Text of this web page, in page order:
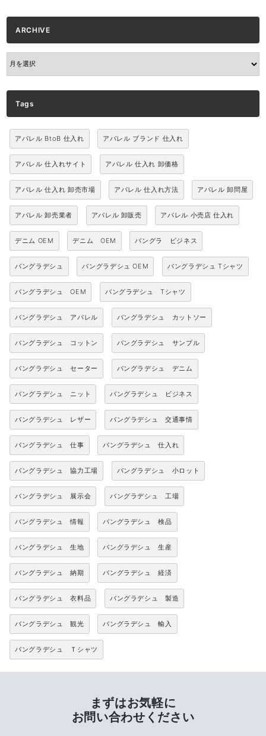
ARCHIVE
ARCHIVE
Tags
アパレル BtoB 仕入れ アパレル ブランド 仕入れ
アパレル 仕入れサイト アパレル 仕入れ 卸価格
アパレル 仕入れ 卸売市場 アパレル 仕入れ方法 アパレル 卸問屋
アパレル 卸売業者 アパレル 卸販売 アパレル 小売店 仕入れ
デニム OEM デニム OEM バングラ ビジネス
バングラデシュ バングラデシュ OEM バングラデシュ Tシャツ
バングラデシュ OEM バングラデシュ Tシャツ
バングラデシュ アパレル バングラデシュ カットソー
バングラデシュ コットン バングラデシュ サンプル
バングラデシュ セーター バングラデシュ デニム
バングラデシュ ニット バングラデシュ ビジネス
バングラデシュ レザー バングラデシュ 交通事情
バングラデシュ 仕事 バングラデシュ 仕入れ
バングラデシュ 協力工場 バングラデシュ 小ロット
バングラデシュ 展示会 バングラデシュ 工場
バングラデシュ 情報 バングラデシュ 検品
バングラデシュ 生地 バングラデシュ 生産
バングラデシュ 納期 バングラデシュ 経済
バングラデシュ 衣料品 バングラデシュ 製造
バングラデシュ 観光 バングラデシュ 輸入
バングラデシュ Ｔシャツ
まずはお気軽に
お問い合わせください